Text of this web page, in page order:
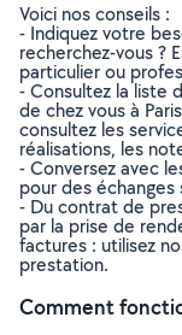
Voici nos conseils :
- Indiquez votre
recherchez-vous ?
particulier ou
- Consultez la liste
de chez vous à
consultez les
réalisations, les
- Conversez avec
pour des
- Du contrat de
par la prise de
factures : utilisez
prestation.
Comment